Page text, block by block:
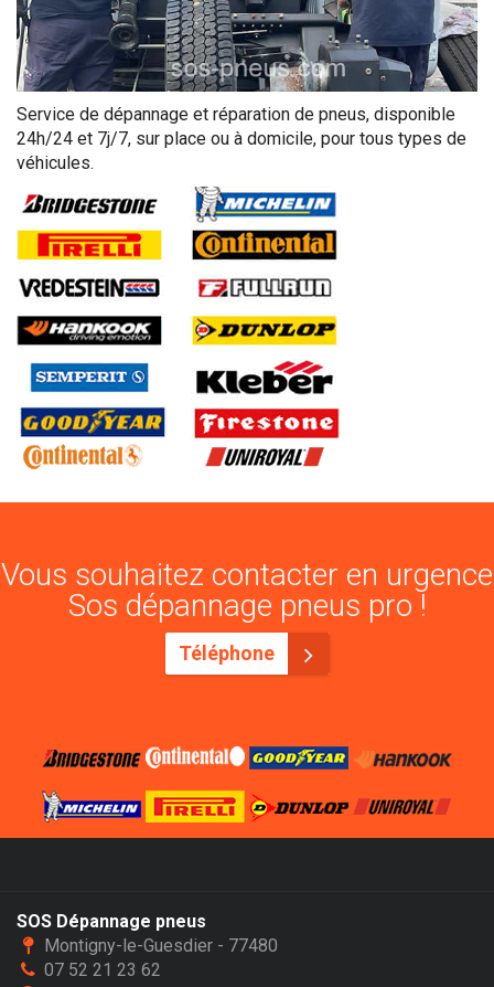
Service de dépannage et réparation de pneus, disponible
24h/24 et 7j/7, sur place ou à domicile, pour tous types de
véhicules.
Vous souhaitez contacter en urgence
Sos dépannage pneus pro !
Téléphone
SOS Dépannage pneus
Montigny-le-Guesdier - 77480
07 52 21 23 62